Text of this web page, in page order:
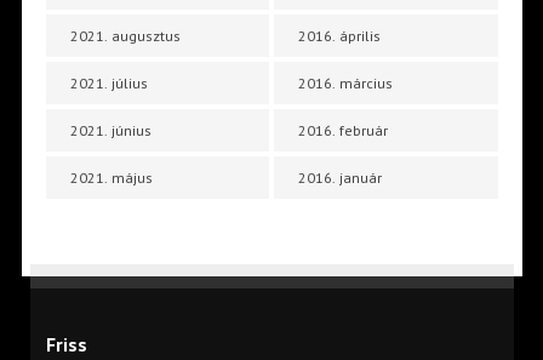
2021. augusztus
2021. július
2021. június
2021. május
2016. április
2016. március
2016. február
2016. január
Friss